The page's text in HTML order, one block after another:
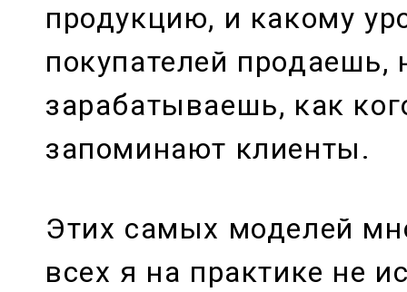
продукцию, и какому
покупателей
зарабатываешь, как
запоминают клиенты.
Этих самых моделей
всех я на практике не